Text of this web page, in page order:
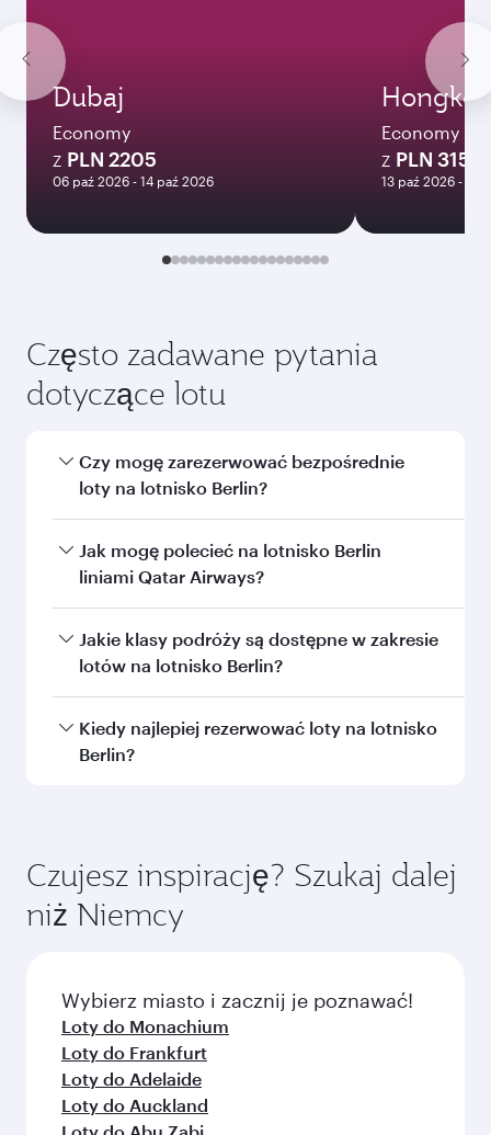
grudzień
2026
styczeń
Może Ci się spodobać także...
Dubaj
Często zadawane pytania
dotyczące lotu
Czy mogę zarezerwować bezpośrednie